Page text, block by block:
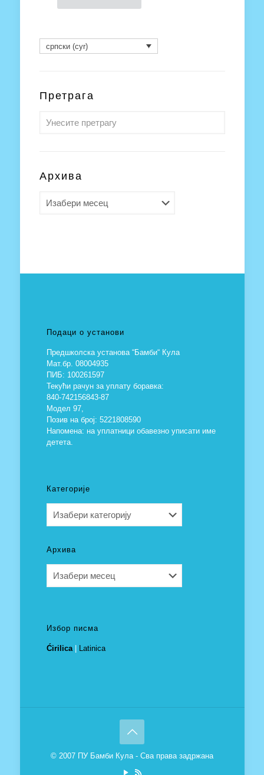
српски (cyr)
Претрага
Архива
Подаци о установи
Предшколска установа “Бамби“ Кула
Мат.бр. 08004935
ПИБ: 100261597
Текући рачун за уплату боравка:
840-742156843-87
Модел 97,
Позив на број: 5221808590
Напомена: на уплатници обавезно уписати име
детета.
Категорије
Архива
Избор писма
Ćirilica| Latinica
© 2007 ПУ Бамби Кула - Сва права задржана